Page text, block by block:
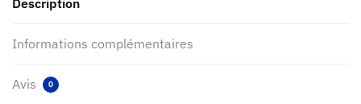
Informations complémentaires
Avis 0